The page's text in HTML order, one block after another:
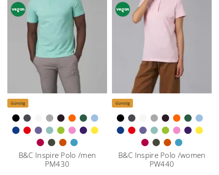
Günstig
B&C Inspire Polo /men
PM430
Günstig
B&C Inspire Polo /women
PW440